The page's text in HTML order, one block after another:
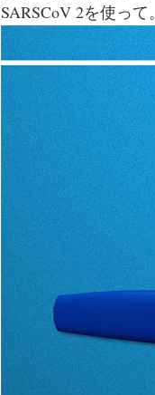
SARSCoV 2を使って。